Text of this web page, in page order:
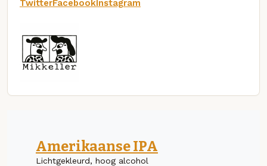
TwitterFacebookInstagram
Amerikaanse IPA
Lichtgekleurd, hoog alcohol